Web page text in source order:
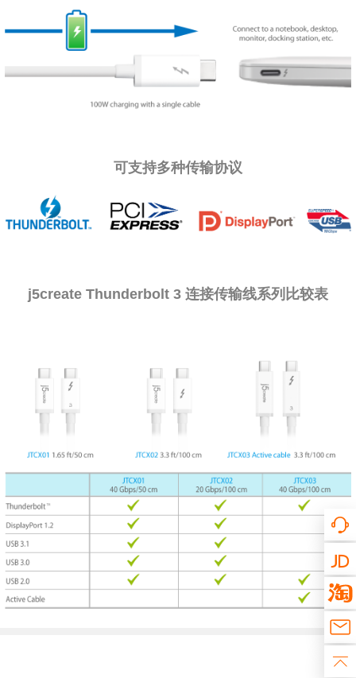
可支持多种传输协议
j5create Thunderbolt 3 连接传输线系列比较表